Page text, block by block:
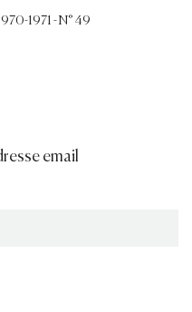
1971 - N° 49
email